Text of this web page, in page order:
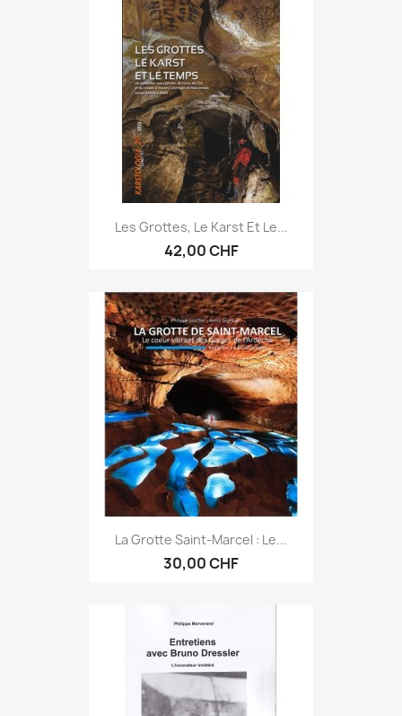
Les Grottes, Le Karst Et Le...
42,00 CHF
La Grotte Saint-Marcel : Le...
30,00 CHF